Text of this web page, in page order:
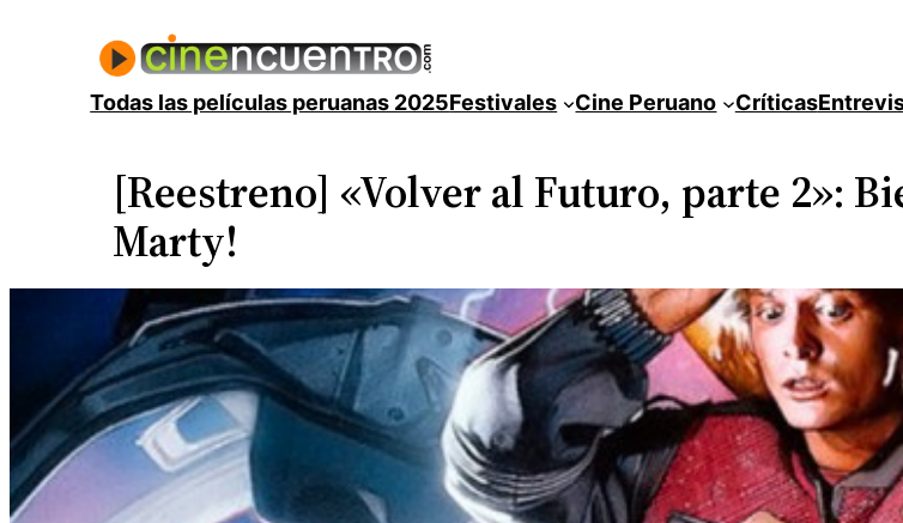
contenidoTodas las películas peruanas 2025Festivales Cine Peruano Críticas
[Reestreno] «Volver al Futuro, parte 2»:
Marty!